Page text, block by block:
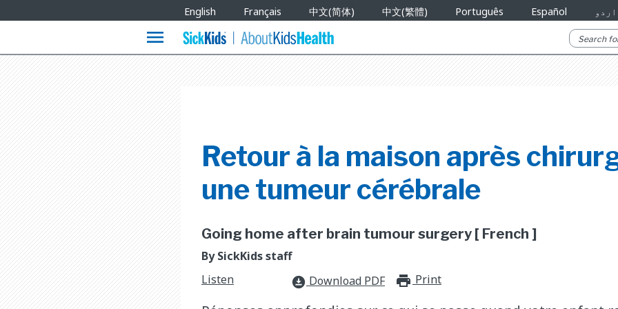
Languages
English Français 中文(简体) 中文(繁體) Português Español اردو
menu
Retour à la maison après
une tumeur cérébrale
Going home after brain tumour surgery [ French ]
By SickKids staff
Listen
download_for_offline Download PDF print_for_offline
Print